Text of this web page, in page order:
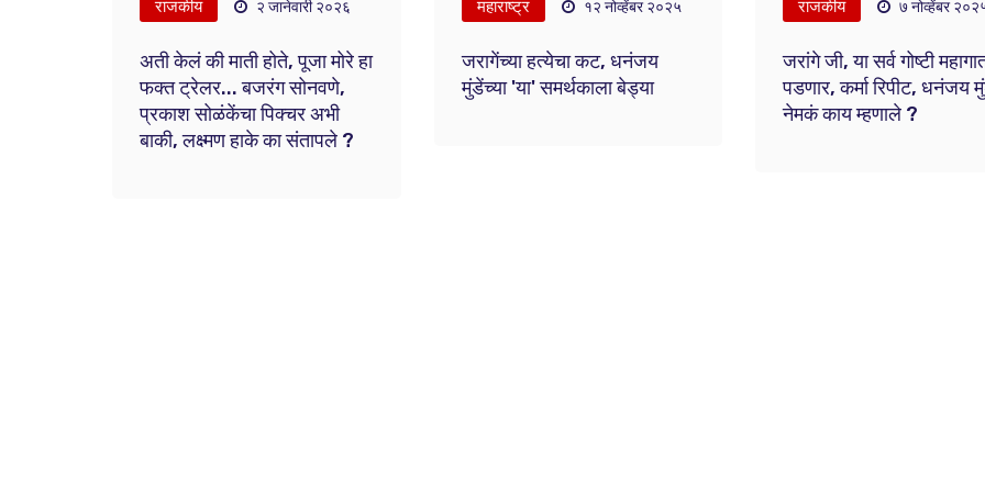
राजकीय २ जानेवारी २०२६
अती केलं की माती होते, पूजा मोरे हा
फक्त ट्रेलर... बजरंग सोनवणे,
प्रकाश सोळंकेंचा पिक्चर अभी
बाकी, लक्ष्मण हाके का संतापले ?
महाराष्ट्र १२ नोव्हेंबर २०२५
जरागेंच्या हत्येचा कट, धनंजय
मुंडेंच्या 'या' समर्थकाला बेड्या
राजकीय ७ नोव्हेंबर
जरांगे जी, या सर्व गोष्टी
पडणार, कर्मा रिपीट, धनंजय
नेमकं काय म्हणाले ?